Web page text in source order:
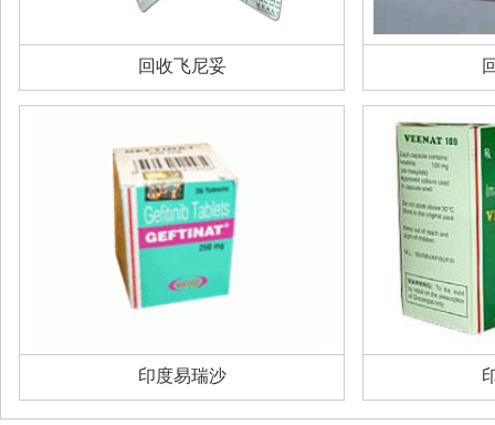
回收飞尼妥
印度易瑞沙